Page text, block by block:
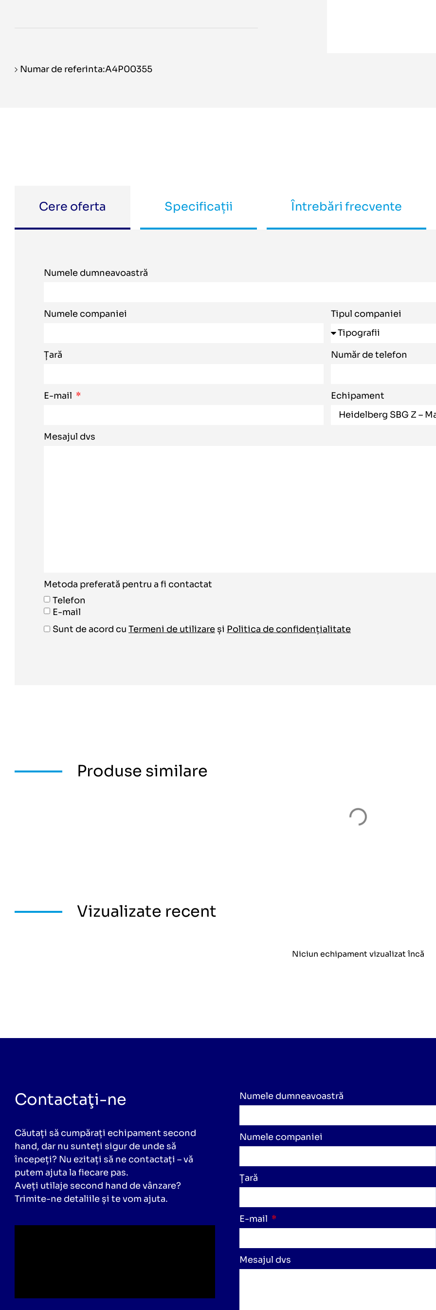
Numar de referinta:A4P00355
Cere oferta Specificații Întrebări frecvente
Numele dumneavoastră
Numele companiei Tipul companiei
Țară Număr de telefon
E-mail Echipament
Mesajul dvs
Metoda preferată pentru a fi contactat
Telefon
E-mail
Sunt de acord cu Termeni de utilizare și Politica de confidențialitate
Produse similare
Vizualizate recent
Niciun echipament vizualizat încă
Contactaţi-ne
Căutați să cumpărați echipament second
hand, dar nu sunteți sigur de unde să
începeți? Nu ezitați să ne contactați – vă
putem ajuta la fiecare pas.
Aveți utilaje second hand de vânzare?
Trimite-ne detaliile și te vom ajuta.
Numele dumneavoastră
Numele companiei
Țară
E-mail
Mesajul dvs